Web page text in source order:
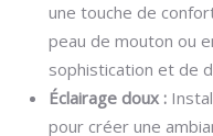
une touche de
peau de mouton ou
sophistication et de
Éclairage doux :
pour créer une